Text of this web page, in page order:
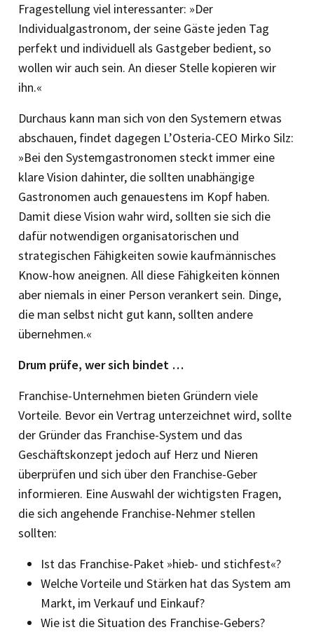
Fragestellung viel interessanter: »Der
Individualgastronom, der seine Gäste jeden Tag
perfekt und individuell als Gastgeber bedient, so
wollen wir auch sein. An dieser Stelle kopieren wir
ihn.«
Durchaus kann man sich von den Systemern etwas
abschauen, findet dagegen L’Osteria-CEO Mirko Silz:
»Bei den Systemgastronomen steckt immer eine
klare Vision dahinter, die sollten unabhängige
Gastronomen auch genauestens im Kopf haben.
Damit diese Vision wahr wird, sollten sie sich die
dafür notwendigen organisatorischen und
strategischen Fähigkeiten sowie kaufmännisches
Know-how aneignen. All diese Fähigkeiten können
aber niemals in einer Person verankert sein. Dinge,
die man selbst nicht gut kann, sollten andere
übernehmen.«
Drum prüfe, wer sich bindet …
Franchise-Unternehmen bieten Gründern viele
Vorteile. Bevor ein Vertrag unterzeichnet wird, sollte
der Gründer das Franchise-System und das
Geschäftskonzept jedoch auf Herz und Nieren
überprüfen und sich über den Franchise-Geber
informieren. Eine Auswahl der wichtigsten Fragen,
die sich angehende Franchise-Nehmer stellen
sollten:
Ist das Franchise-Paket »hieb- und stichfest«?
Welche Vorteile und Stärken hat das System am
Markt, im Verkauf und Einkauf?
Wie ist die Situation des Franchise-Gebers?